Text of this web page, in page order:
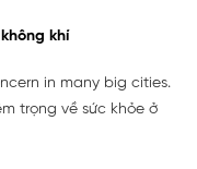
khí
in many big cities.
trọng về sức khỏe ở